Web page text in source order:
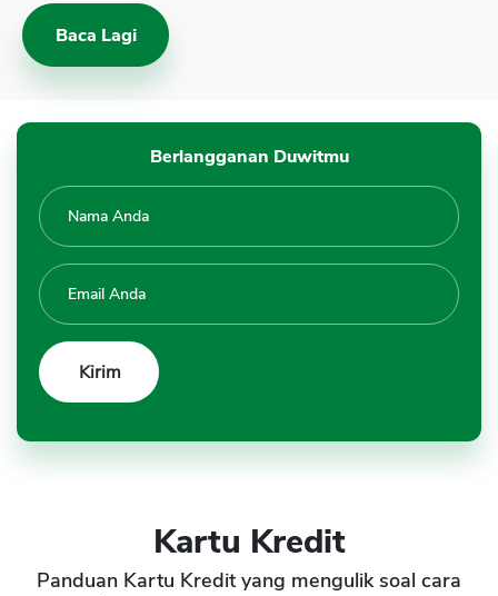
Asuransi Kesehatan
Asuransi Syariah
Baca Lagi
Berlangganan Duwitmu
Kartu Kredit
Panduan Kartu Kredit yang mengulik soal cara